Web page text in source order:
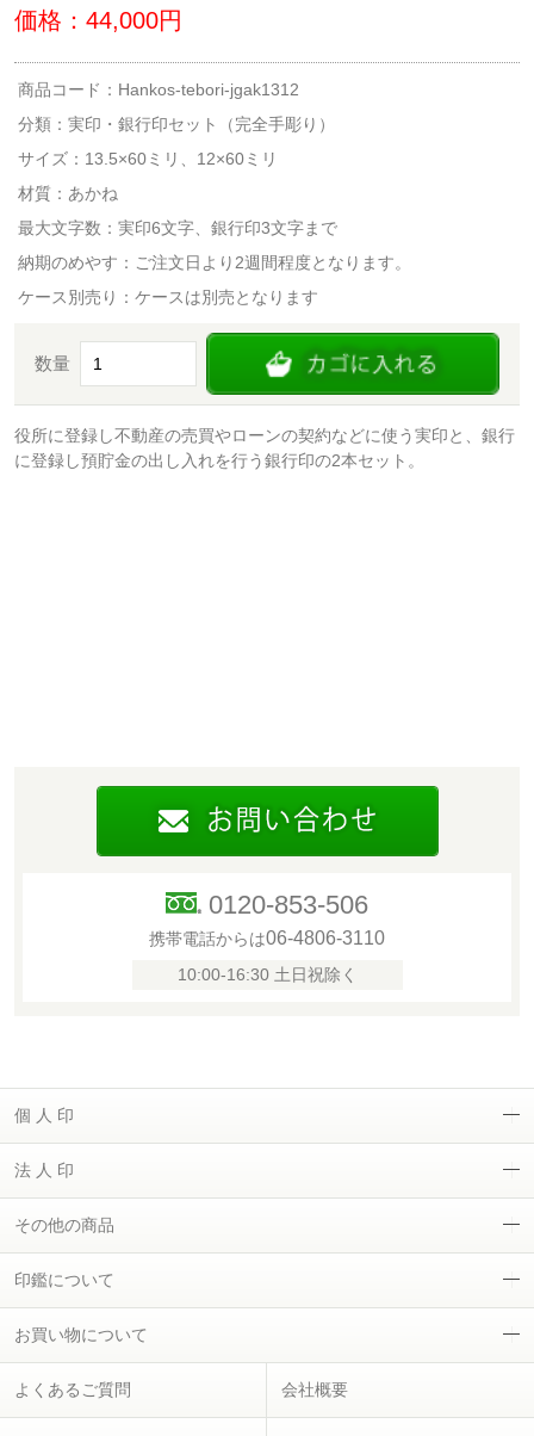
価格：44,000円
商品コード：Hankos-tebori-jgak1312
分類： 実印・銀行印セット（完全手彫り）
サイズ：13.5×60ミリ、12×60ミリ
材質：あかね
最大文字数：実印6文字、銀行印3文字まで
納期のめやす：ご注文日より2週間程度となります。
ケース別売り：ケースは別売となります
数量
役所に登録し不動産の売買やローンの契約などに使う実印と、銀行
に登録し預貯金の出し入れを行う銀行印の2本セット。
0120-853-506
携帯電話からは06-4806-3110
10:00-16:30 土日祝除く
個 人 印
法 人 印
その他の商品
印鑑について
お買い物について
よくあるご質問 会社概要